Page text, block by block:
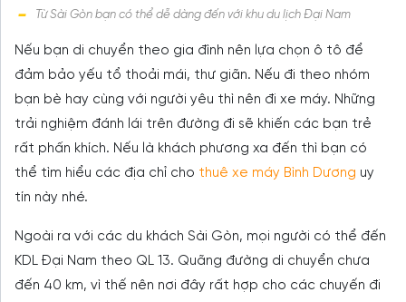
Từ Sài Gòn bạn có thể dễ dàng đến với khu du lịch Đại Nam
Nếu bạn di chuyển theo gia đình nên lựa chọn ô tô để
đảm bảo yếu tổ thoải mái, thư giãn. Nếu đi theo nhóm
bạn bè hay cùng với người yêu thì nên đi xe máy. Những
trải nghiệm đánh lái trên đường đi sẽ khiến các bạn trẻ
rất phấn khích. Nếu là khách phương xa đến thì bạn có
thể tìm hiểu các địa chỉ cho thuê xe máy Bình Dương uy
tín này nhé.
Ngoài ra với các du khách Sài Gòn, mọi người có thể đến
KDL Đại Nam theo QL 13. Quãng đường di chuyển chưa
đến 40 km, vì thế nên nơi đây rất hợp cho các chuyến đi